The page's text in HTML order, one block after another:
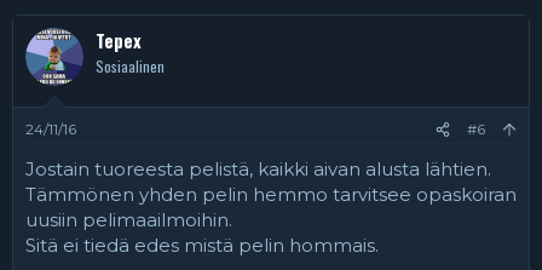
a
k
t
i
o
t
:
Tepex
Sosiaalinen
24/11/16 #6
Jostain tuoreesta pelistä, kaikki aivan alusta lähtien.
Tämmönen yhden pelin hemmo tarvitsee opaskoiran
uusiin pelimaailmoihin.
Sitä ei tiedä edes mistä pelin hommais.